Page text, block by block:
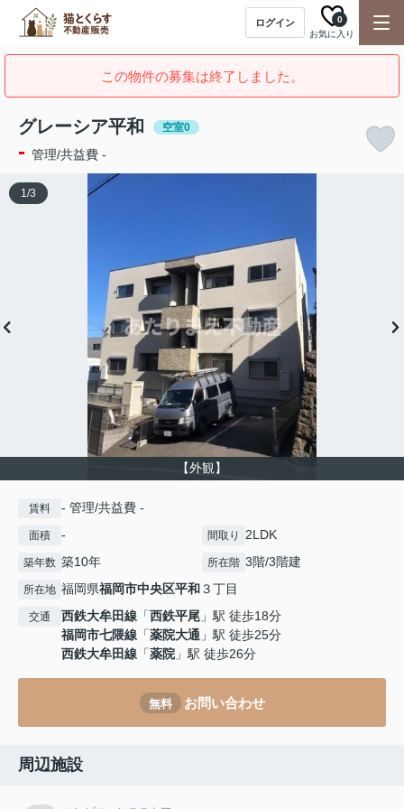
ログイン
お気に入り
0
この物件の募集は終了しました。
グレーシア平和 空室0
- 管理/共益費 -
【外観】
1/3
賃料 - 管理/共益費 -
面積 - 間取り 2LDK
築年数 築10年 所在階 3階/3階建
所在地 福岡県福岡市中央区平和３丁目
交通 西鉄大牟田線 「西鉄平尾 」駅 徒歩18分
福岡市七隈線 「薬院大通 」駅 徒歩25分
西鉄大牟田線 「薬院 」駅 徒歩26分
無料 お問い合わせ
周辺施設